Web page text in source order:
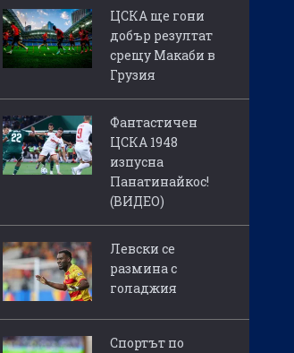
ЦСКА ще гони
добър резултат
срещу Макаби в
Грузия
Фантастичен
ЦСКА 1948
изпусна
Панатинайкос!
(ВИДЕО)
Левски се
размина с
голаджия
Спортът по